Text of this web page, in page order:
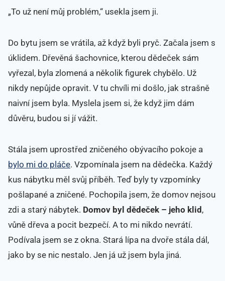
„To už není můj problém,“ usekla jsem ji.
Do bytu jsem se vrátila, až když byli pryč. Začala jsem s
úklidem. Dřevěná šachovnice, kterou dědeček sám
vyřezal, byla zlomená a několik figurek chybělo. Už
nikdy nepůjde opravit. V tu chvíli mi došlo, jak strašně
naivní jsem byla. Myslela jsem si, že když jim dám
důvěru, budou si jí vážit.
Stála jsem uprostřed zničeného obývacího pokoje a
bylo mi do pláče. Vzpomínala jsem na dědečka. Každý
kus nábytku měl svůj příběh. Teď byly ty vzpomínky
pošlapané a zničené. Pochopila jsem, že domov nejsou
zdi a starý nábytek. Domov byl dědeček – jeho klid,
vůně dřeva a pocit bezpečí. A to mi nikdo nevrátí.
Podívala jsem se z okna. Stará lípa na dvoře stála dál,
jako by se nic nestalo. Jen já už jsem byla jiná.